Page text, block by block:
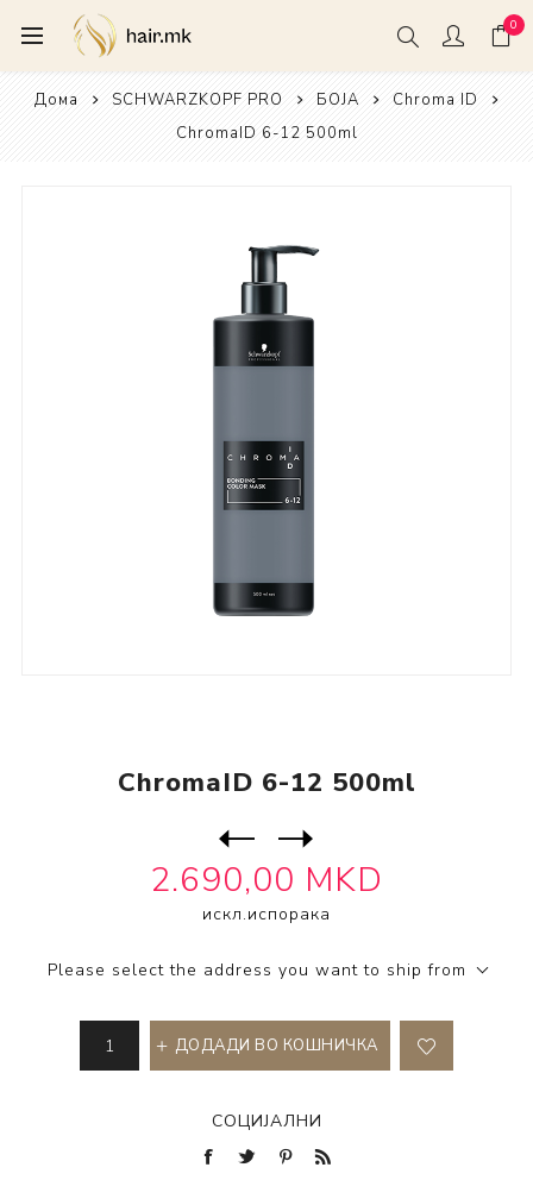
0
Дома SCHWARZKOPF PRO БОЈА
Chroma ID
ChromaID 6-12 500ml
ChromaID 6-12 500ml
2.690,00 MKD
искл.испорака
Please select the address you want to ship from
ДОДАДИ ВО КОШНИЧКА
СОЦИЈАЛНИ